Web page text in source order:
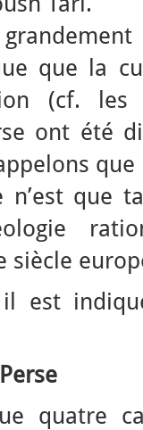
que la
(cf. les
ont été
n’est que
siècle
est
quatre